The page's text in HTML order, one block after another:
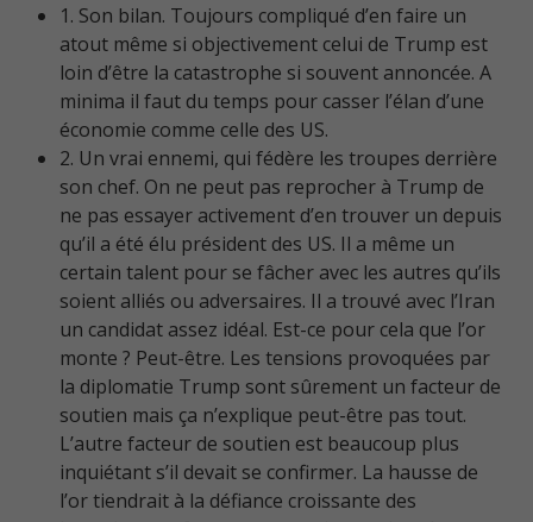
1. Son bilan. Toujours compliqué d’en faire un
atout même si objectivement celui de Trump est
loin d’être la catastrophe si souvent annoncée. A
minima il faut du temps pour casser l’élan d’une
économie comme celle des US.
2. Un vrai ennemi, qui fédère les troupes derrière
son chef. On ne peut pas reprocher à Trump de
ne pas essayer activement d’en trouver un depuis
qu’il a été élu président des US. Il a même un
certain talent pour se fâcher avec les autres qu’ils
soient alliés ou adversaires. Il a trouvé avec l’Iran
un candidat assez idéal. Est-ce pour cela que l’or
monte ? Peut-être. Les tensions provoquées par
la diplomatie Trump sont sûrement un facteur de
soutien mais ça n’explique peut-être pas tout.
L’autre facteur de soutien est beaucoup plus
inquiétant s’il devait se confirmer. La hausse de
l’or tiendrait à la défiance croissante des